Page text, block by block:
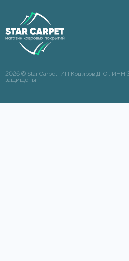
2026 © Star Carpet. ИП Кодиров Д. О., ИНН
защищены.